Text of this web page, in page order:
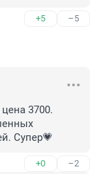
+5 –5
3700.
Супер💗
+0 –2